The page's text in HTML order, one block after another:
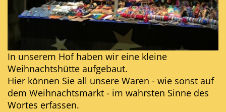
In unserem Hof haben wir eine kleine
Weihnachtshütte aufgebaut.
Hier können Sie all unsere Waren - wie sonst auf
dem Weihnachtsmarkt - im wahrsten Sinne des
Wortes erfassen.